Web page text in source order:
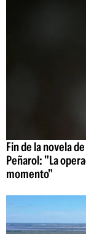
Fin de la novela
Peñarol: "La
momento"